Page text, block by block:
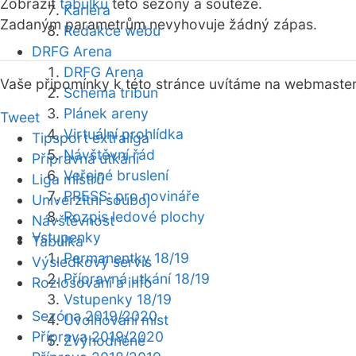
Kariéra
Redakce webu
DRFG Arena
DRFG Arena
Schéma tribun
Plánek areny
Virtuální prohlídka
Návštěvní řád
Veřejné bruslení
PRESS: pro novináře
Rozpis ledové plochy
Vstupenky
Permanentky 18/19
Přípravná utkání 18/19
Vstupenky 18/19
Uvolňování míst
Zvýhodněné
Zobrazit tabulku této sezóny a soutěže.
Zadaným parametrům nevyhovuje žádný zápas.
Vaše připomínky k této stránce uvítáme na webmaster
Tweet
Tipsport extraliga
Přípravná utkání
Liga mistrů
Univerzitní souboj
Návštěvnost
Tabulka
Výsledkový servis
Rozlosování a info
Sezóna 2019/2020
Příprava 2019/2020